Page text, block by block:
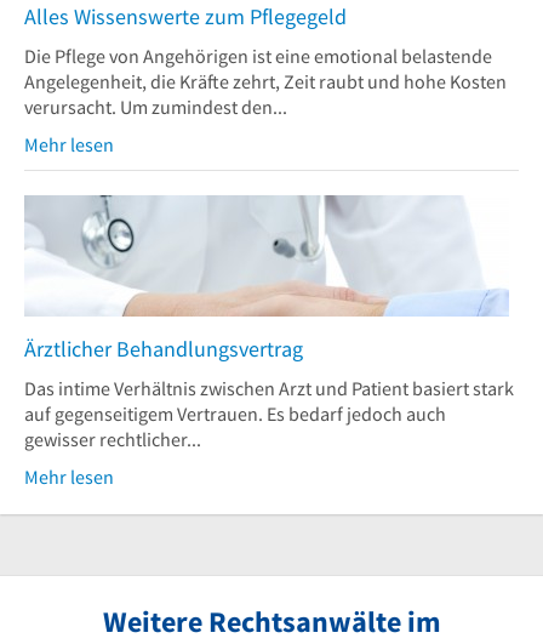
Alles Wissenswerte zum Pflegegeld
Die Pflege von Angehörigen ist eine emotional belastende
Angelegenheit, die Kräfte zehrt, Zeit raubt und hohe Kosten
verursacht. Um zumindest den...
Mehr lesen
Ärztlicher Behandlungsvertrag
Das intime Verhältnis zwischen Arzt und Patient basiert stark
auf gegenseitigem Vertrauen. Es bedarf jedoch auch
gewisser rechtlicher...
Mehr lesen
Weitere Rechtsanwälte im